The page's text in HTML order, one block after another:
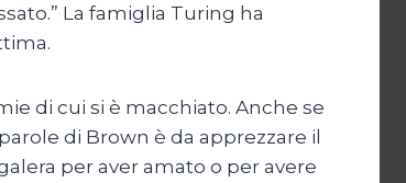
La famiglia Turing ha
di cui si è macchiato. Anche se
di Brown è da apprezzare il
per aver amato o per avere